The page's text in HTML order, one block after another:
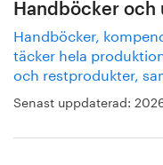
Handböcker
Handböcker,
täcker hela
och restprodukter,
Senast uppdaterad: